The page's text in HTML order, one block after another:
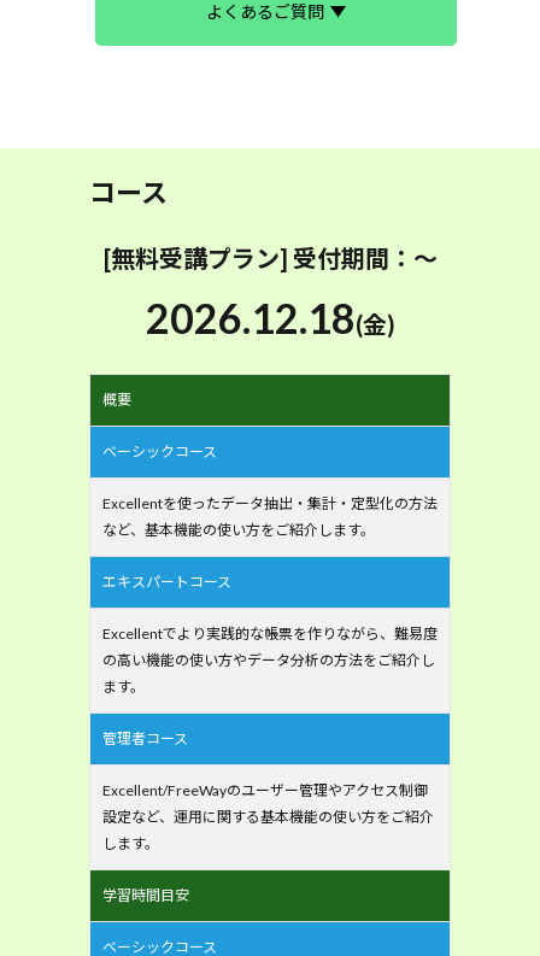
よくあるご質問
コース
[無料受講プラン] 受付期間：～
2026.12.18(金)
概要
ベーシックコース
Excellentを使ったデータ抽出・集計・定型化の方法
など、基本機能の使い方をご紹介します。
エキスパートコース
Excellentでより実践的な帳票を作りながら、難易度
の高い機能の使い方やデータ分析の方法をご紹介し
ます。
管理者コース
Excellent/FreeWayのユーザー管理やアクセス制御
設定など、運用に関する基本機能の使い方をご紹介
します。
学習時間目安
ベーシックコース